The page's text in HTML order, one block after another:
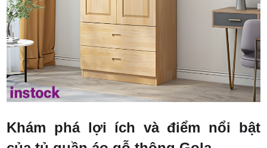
Khám phá lợi ích và điểm nổi bật